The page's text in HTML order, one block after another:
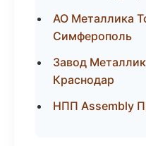
АО Металлика
Симферополь
Завод
Краснодар
НПП Assembly